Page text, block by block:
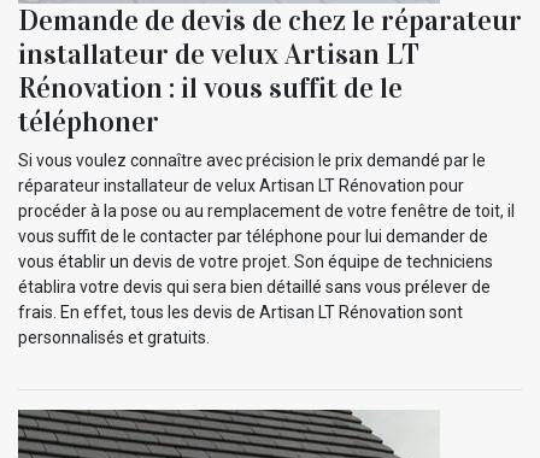
Demande de devis de chez le réparateur
installateur de velux Artisan LT
Rénovation : il vous suffit de le
téléphoner
Si vous voulez connaître avec précision le prix demandé par le
réparateur installateur de velux Artisan LT Rénovation pour
procéder à la pose ou au remplacement de votre fenêtre de toit, il
vous suffit de le contacter par téléphone pour lui demander de
vous établir un devis de votre projet. Son équipe de techniciens
établira votre devis qui sera bien détaillé sans vous prélever de
frais. En effet, tous les devis de Artisan LT Rénovation sont
personnalisés et gratuits.